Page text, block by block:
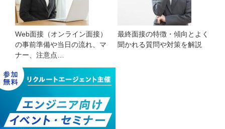
Web面接（オンライン面接）
の事前準備や当日の流れ、マ
ナー、注意点…
最終面接の特徴・傾向とよく
聞かれる質問や対策を解説